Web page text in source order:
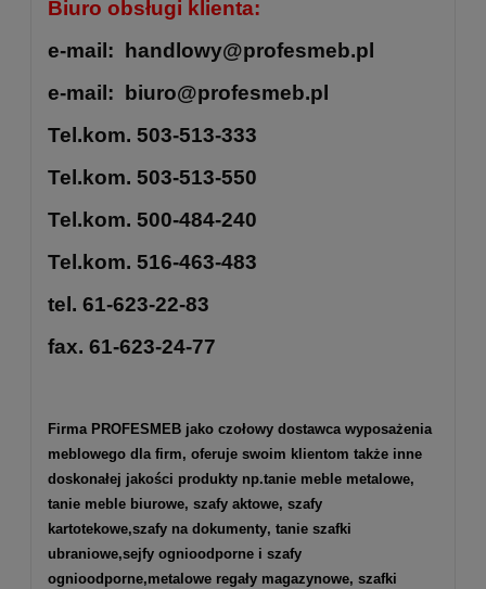
Biuro obsługi klienta:
e-mail: handlowy@profesmeb.pl
e-mail: biuro@profesmeb.pl
Tel.kom. 503-513-333
Tel.kom. 503-513-550
Tel.kom. 500-484-240
Tel.kom. 516-463-483
tel. 61-623-22-83
fax. 61-623-24-77
Firma PROFESMEB jako czołowy dostawca wyposażenia
meblowego dla firm, oferuje swoim klientom także inne
doskonałej jakości produkty np.tanie meble metalowe,
tanie meble biurowe, szafy aktowe, szafy
kartotekowe,szafy na dokumenty, tanie szafki
ubraniowe,sejfy ognioodporne i szafy
ognioodporne,metalowe regały magazynowe, szafki